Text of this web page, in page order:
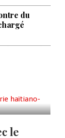
du
de
du
le